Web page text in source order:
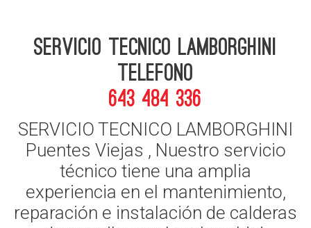
Servicio Tecnico Lamborghini
telefono
643 484 336
SERVICIO TECNICO LAMBORGHINI
Puentes Viejas , Nuestro servicio
técnico tiene una amplia
experiencia en el mantenimiento,
reparación e instalación de calderas